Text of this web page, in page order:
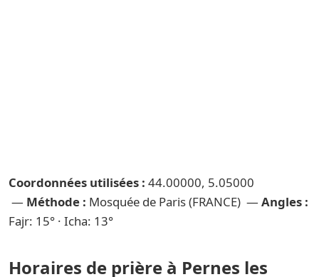
Coordonnées utilisées : 44.00000, 5.05000
— Méthode : Mosquée de Paris (FRANCE) — Angles :
Fajr: 15° · Icha: 13°
Horaires de prière à Pernes les